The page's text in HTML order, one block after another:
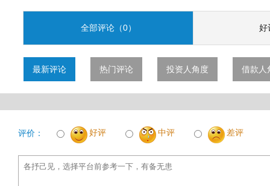
全部评论（0） 好
最新评论 热门评论 投资人角度 借款人
评价： 好评 中评 差评